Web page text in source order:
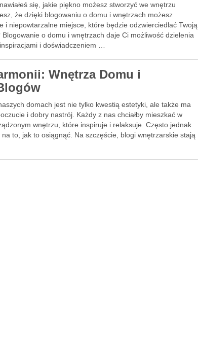
się, jakie piękno możesz stworzyć we wnętrzu
że dzięki blogowaniu o domu i wnętrzach możesz
i niepowtarzalne miejsce, które będzie odzwierciedlać Twoją
o domu i wnętrzach daje Ci możliwość dzielenia
i doświadczeniem …
Wnętrza Domu i
domach jest nie tylko kwestią estetyki, ale także ma
i dobry nastrój. Każdy z nas chciałby mieszkać w
wnętrzu, które inspiruje i relaksuje. Często jednak
na to, jak to osiągnąć. Na szczęście, blogi wnętrzarskie stają